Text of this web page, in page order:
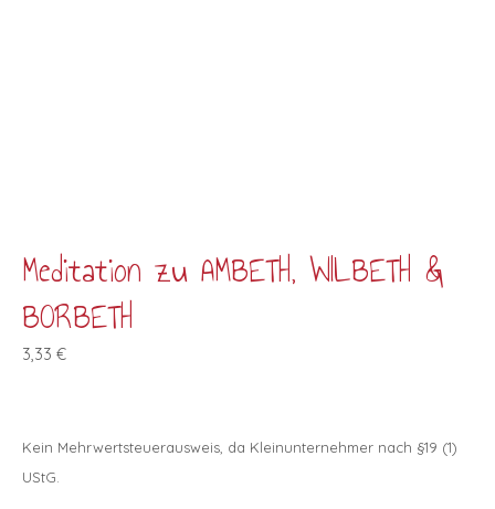
Meditation zu AMBETH, WILBETH &
BORBETH
3,33 €
Kein Mehrwertsteuerausweis, da Kleinunternehmer nach §19 (1)
UStG.